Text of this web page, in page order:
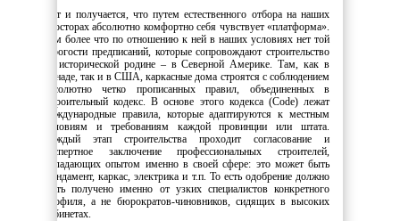
Вот и получается, что путем естественного отбора на наших
просторах абсолютно комфортно себя чувствует «платформа».
Тем более что по отношению к ней в наших условиях нет той
строгости предписаний, которые сопровождают строительство
на исторической родине – в Северной Америке. Там, как в
Канаде, так и в США, каркасные дома строятся с соблюдением
абсолютно четко прописанных правил, объединенных в
Строительный кодекс. В основе этого кодекса (Code) лежат
международные правила, которые адаптируются к местным
условиям и требованиям каждой провинции или штата.
Каждый этап строительства проходит согласование и
экспертное заключение профессиональных строителей,
обладающих опытом именно в своей сфере: это может быть
фундамент, каркас, электрика и т.п. То есть одобрение должно
быть получено именно от узких специалистов конкретного
профиля, а не бюрократов-чиновников, сидящих в высоких
кабинетах.